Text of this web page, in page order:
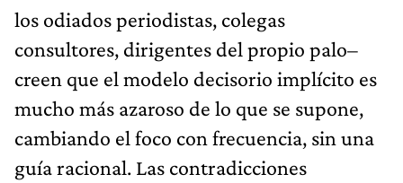
los odiados periodistas, colegas
consultores, dirigentes del propio palo–
creen que el modelo decisorio implícito es
mucho más azaroso de lo que se supone,
cambiando el foco con frecuencia, sin una
guía racional. Las contradicciones